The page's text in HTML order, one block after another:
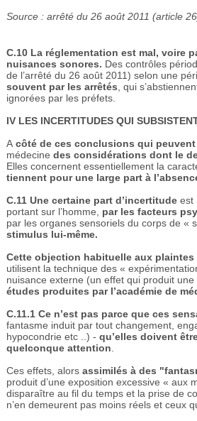
Source : arrêté du 26 août 2011 (article
C.10 La réglementation est mal, voire
nuisances sonores. Des contrôles
de l’arrêté du 26 août 2011) selon une
souvent par les arrêtés , qui
ignorées par les préfets.
IV LES INCERTITUDES QUI
A côté de ces conclusions qui
médecine des considérations dont le
Elles concernent essentiellement la
tiennent pour une large part à
C.11 Une certaine part d’incertitude est
portant sur l’homme, par les facteurs
par les organes sensoriels du corps de «
stimulus lui-même.
Cette objection habituelle aux
utilisent la technique des «
nuisance externe (un effet qui produit
études produites par l’académie de
C.11.1 Ce n’est pas parce que ces
fantasme induit par tout changement,
hypocondrie etc ..) - qu’elles doivent
quelconque attention
Ces effets, alors assimilés à des
produit d’une exposition excessive « aux
disparaître au fil du temps et la prise de
n’en demeurent pas moins réels et ceux